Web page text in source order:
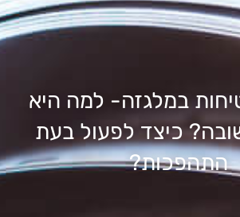
במלגזה- למה היא
כיצד לפעול בעת
התהפכות?